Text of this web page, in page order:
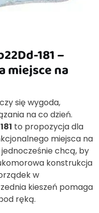
181 –
miejsce na
się wygoda,
na co dzień.
to propozycja dla
miejsca na
chcą, by
konstrukcja
w
kieszeń pomaga
ręką.